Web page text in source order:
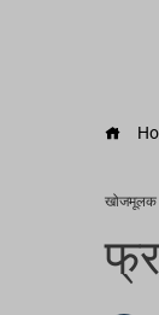
खोजमूलक